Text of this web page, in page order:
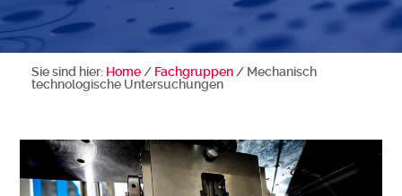
Sie sind hier: Home / Fachgruppen / Mechanisch
technologische Untersuchungen